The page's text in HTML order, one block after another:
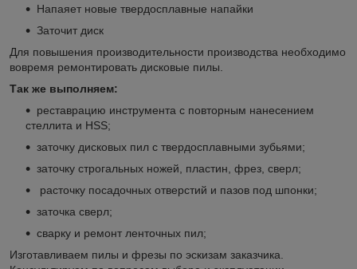
Напаяет новые твердосплавные напайки
Заточит диск
Для повышения производительности производства необходимо
вовремя ремонтировать дисковые пилы.
Так же выполняем:
реставрацию инструмента с повторным нанесением
стеллита и HSS;
заточку дисковых пил с твердосплавными зубьями;
заточку строгальных ножей, пластин, фрез, сверл;
расточку посадочных отверстий и пазов под шпонки;
заточка сверл;
сварку и ремонт ленточных пил;
Изготавливаем пилы и фрезы по эскизам заказчика.